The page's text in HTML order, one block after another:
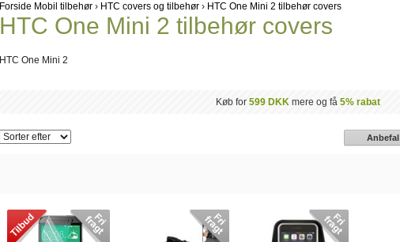
Forside Mobil tilbehør› HTC covers og tilbehør› HTC One Mini 2 tilbehør covers
HTC One Mini 2 tilbehør covers
HTC One Mini 2
Køb for 599 DKKmere og få 5% rabat
Anbefal